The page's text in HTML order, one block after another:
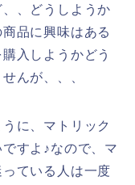
、どうしようか
品に興味はある
入しようかどう
んが、、、
に、マトリック
すよ♪なので、マ
ている人は一度